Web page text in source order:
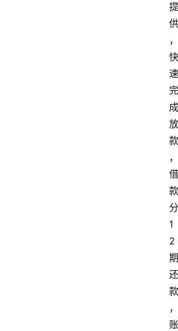
提
供
，
快
速
完
成
放
款
，
借
款
分
1
2
期
还
款
，
账